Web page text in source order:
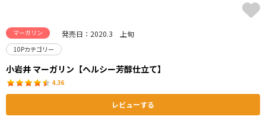
マーガリン 発売日：2020.3 上旬
10Pカテゴリー
小岩井 マーガリン【ヘルシー芳醇仕立て】
4.36
レビューする